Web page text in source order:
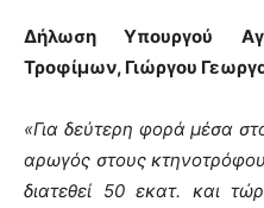
Δήλωση Υπουργού
Τροφίμων, Γιώργου
«Για δεύτερη φορά μέσα
αρωγός στους
διατεθεί 50 εκατ. και